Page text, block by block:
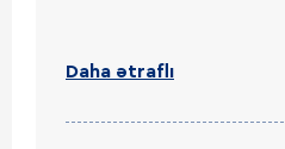
Daha ətraflı